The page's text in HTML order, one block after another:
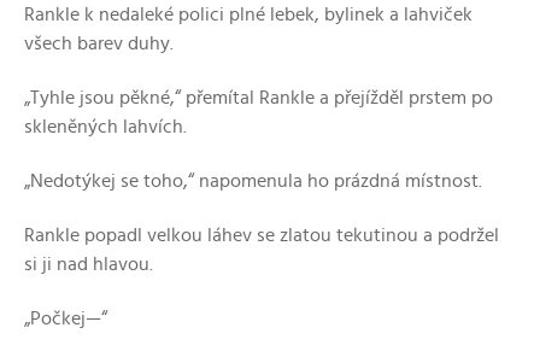
Rankle k nedaleké polici plné lebek, bylinek a lahviček
všech barev duhy.
„Tyhle jsou pěkné,“ přemítal Rankle a přejížděl prstem po
skleněných lahvích.
„Nedotýkej se toho,“ napomenula ho prázdná místnost.
Rankle popadl velkou láhev se zlatou tekutinou a podržel
si ji nad hlavou.
„Počkej—“